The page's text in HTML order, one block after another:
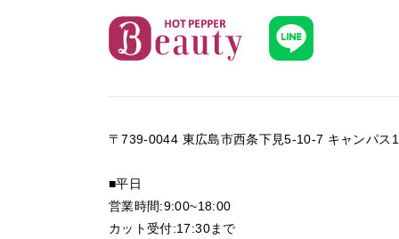
〒739-0044 東広島市西条下見5-10-7 キャンパス
■平日
営業時間:9:00~18:00
カット受付:17:30まで